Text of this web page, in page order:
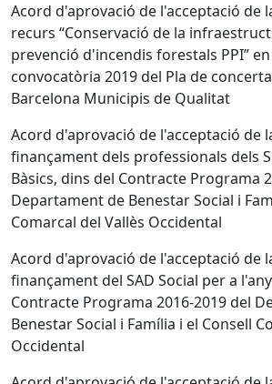
Acord d'aprovació de l'acceptació de
recurs “Conservació de la
prevenció d'incendis forestals PPI”
convocatòria 2019 del Pla de
Barcelona Municipis de Qualitat
Acord d'aprovació de l'acceptació de
finançament dels professionals dels
Bàsics, dins del Contracte Programa
Departament de Benestar Social i
Comarcal del Vallès Occidental
Acord d'aprovació de l'acceptació de
finançament del SAD Social per a
Contracte Programa 2016-2019 del
Benestar Social i Família i el Consell
Occidental